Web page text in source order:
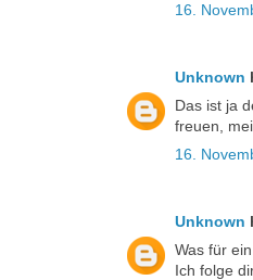
16.
Unknown
Das ist ja
freuen,
16.
Unknown
Was für
Ich folge